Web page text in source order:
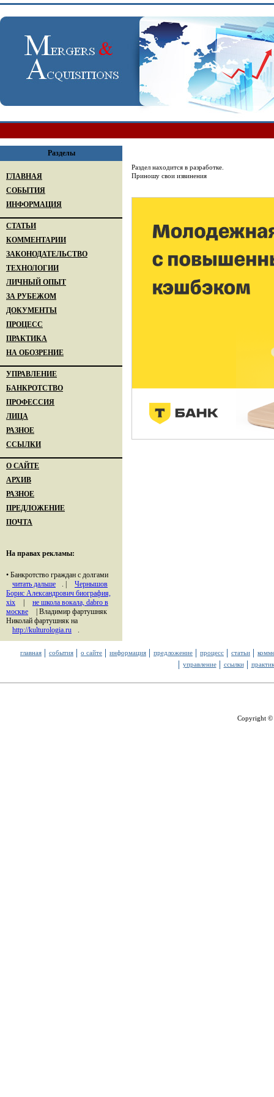
Разделы
ГЛАВНАЯ
СОБЫТИЯ
ИНФОРМАЦИЯ
СТАТЬИ
КОММЕНТАРИИ
ЗАКОНОДАТЕЛЬСТВО
ТЕХНОЛОГИИ
ЛИЧНЫЙ ОПЫТ
ЗА РУБЕЖОМ
ДОКУМЕНТЫ
ПРОЦЕСС
ПРАКТИКА
НА ОБОЗРЕНИЕ
УПРАВЛЕНИЕ
БАНКРОТСТВО
ПРОФЕССИЯ
ЛИЦА
РАЗНОЕ
ССЫЛКИ
О САЙТЕ
АРХИВ
РАЗНОЕ
ПРЕДЛОЖЕНИЕ
ПОЧТА
На правах рекламы:
• Банкротство граждан с долгами
читать дальше
. |
Чернышов
Борис Александрович биография,
xix
не школа вокала, dabro в
москве
| Владимир фартушняк
Николай фартушняк на
http://kulturologia.ru
.
Раздел находится в разработке.
Приношу свои извинения
главная события о сайте информация предложение процесс статьи
управление
ссылки
Copyright ©